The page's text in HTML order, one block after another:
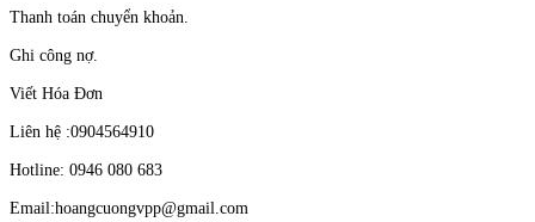
Thanh toán chuyển khoản.
Ghi công nợ.
Viết Hóa Đơn
Liên hệ :0904564910
Hotline: 0946 080 683
Email:hoangcuongvpp@gmail.com